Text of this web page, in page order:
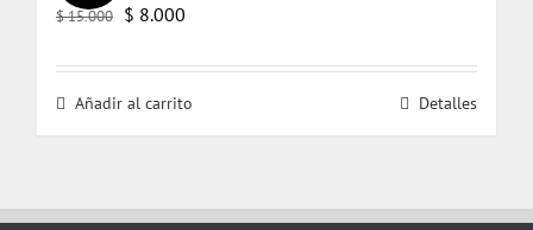
$15.000 El
original
era:
$ 8.000
actual
es:
Añadir al carrito Detalles